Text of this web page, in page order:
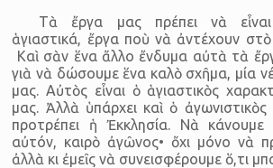
Τὰ ἔργα μας πρέπει νὰ
ἁγιαστικά, ἔργα ποὺ νὰ ἀντέχουν
Καὶ σὰν ἕνα ἄλλο ἔνδυμα αὐτὰ τὰ
γιὰ νὰ δώσουμε ἕνα καλὸ σχῆμα, μία
μας. Αὐτὸς εἶναι ὁ ἁγιαστικὸς
μας. Ἀλλὰ ὑπάρχει καὶ ὁ
προτρέπει ἡ Ἐκκλησία. Νὰ κάνουμε
αὐτόν, καιρὸ ἀγῶνος• ὄχι μόνο νὰ
ἀλλὰ κι ἐμεῖς νὰ συνεισφέρουμε ὅ,τι